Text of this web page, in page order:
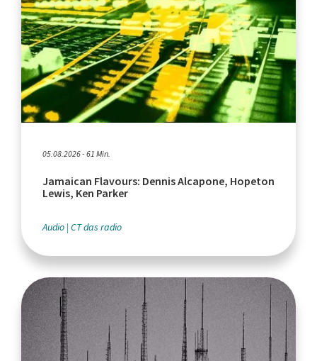
05.08.2026 - 61 Min.
Jamaican Flavours: Dennis Alcapone, Hopeton
Lewis, Ken Parker
Audio CT das radio